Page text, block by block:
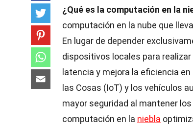
¿Qué es la computación en la
computación en la nube que
En lugar de depender
dispositivos locales para
latencia y mejora la eficiencia
las Cosas (IoT) y los vehículos
mayor seguridad al mantener
computación en la niebla